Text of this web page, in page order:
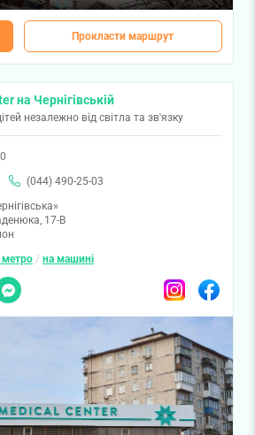
Прокласти маршрут
на Чернігівській
незалежно від світла та зв'язку
(044) 490-25-03
17-В
метро / на машині
InstagramFacebook